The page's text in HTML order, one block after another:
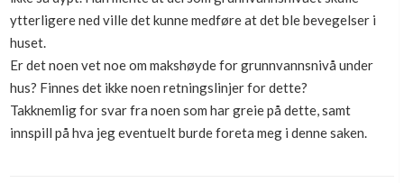
ytterligere ned ville det kunne medføre at det ble bevegelser i
huset.
Er det noen vet noe om makshøyde for grunnvannsnivå under
hus? Finnes det ikke noen retningslinjer for dette?
Takknemlig for svar fra noen som har greie på dette, samt
innspill på hva jeg eventuelt burde foreta meg i denne saken.